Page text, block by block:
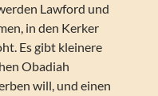
Lawford und
in den Kerker
Es gibt kleinere
Obadiah
will, und einen